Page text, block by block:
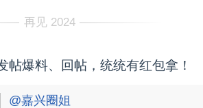
再见 2024
帖爆料、回帖，统统有红包拿！
@嘉兴圈姐